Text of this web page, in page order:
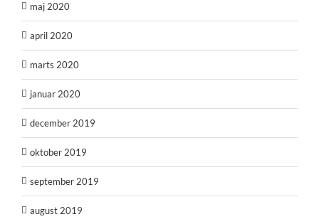
maj 2020
april 2020
marts 2020
januar 2020
december 2019
oktober 2019
september 2019
august 2019